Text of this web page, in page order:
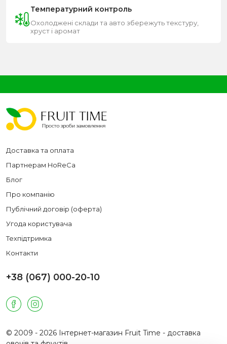
Температурний контроль
Охолоджені склади та авто збережуть текстуру,
хруст і аромат
Доставка та оплата
Партнерам HoReCa
Блог
Про компанію
Публічний договір (оферта)
Угода користувача
Техпідтримка
Контакти
+38 (067) 000-20-10
© 2009 - 2026 Інтернет-магазин Fruit Time - доставка